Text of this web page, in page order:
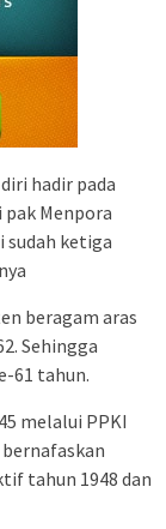
hadir pada
Menpora
sudah ketiga
beragam aras
Sehingga
61 tahun.
melalui PPKI
tahun 1948 dan